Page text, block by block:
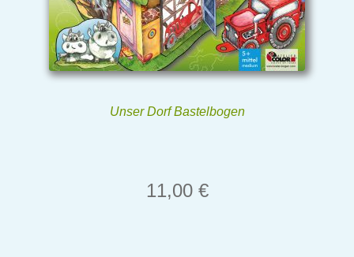
Unser Dorf Bastelbogen
11,00 €